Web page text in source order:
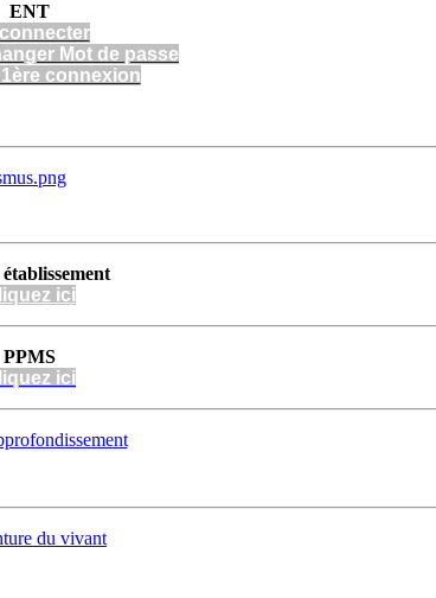
ENT
Mot de passe
connexion
établissement
quez ici
PPMS
ici